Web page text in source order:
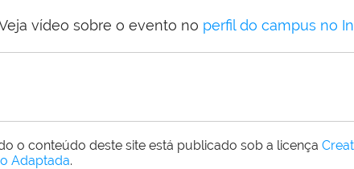
vídeo sobre o evento no perfil do campus no
o conteúdo deste site está publicado sob a licença
Adaptada.